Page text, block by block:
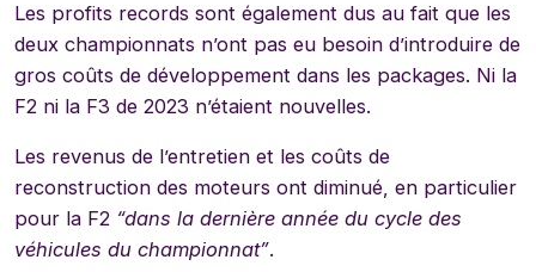
Les profits records sont également dus au fait que les
deux championnats n’ont pas eu besoin d’introduire de
gros coûts de développement dans les packages. Ni la
F2 ni la F3 de 2023 n’étaient nouvelles.
Les revenus de l’entretien et les coûts de
reconstruction des moteurs ont diminué, en particulier
pour la F2 “dans la dernière année du cycle des
véhicules du championnat”.